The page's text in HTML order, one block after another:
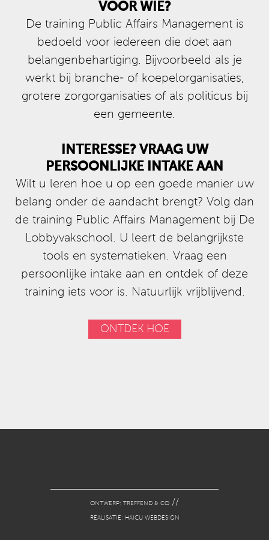
VOOR WIE?
De training Public Affairs Management is
bedoeld voor iedereen die doet aan
belangenbehartiging. Bijvoorbeeld als je
werkt bij branche- of koepelorganisaties,
grotere zorgorganisaties of als politicus bij
een gemeente.
INTERESSE? VRAAG UW
PERSOONLIJKE INTAKE AAN
Wilt u leren hoe u op een goede manier uw
belang onder de aandacht brengt? Volg dan
de training Public Affairs Management bij De
Lobbyvakschool. U leert de belangrijkste
tools en systematieken. Vraag een
persoonlijke intake aan en ontdek of deze
training iets voor is. Natuurlijk vrijblijvend.
ONTDEK HOE
ONTWERP: TREFFEND & CO //
REALISATIE: HAICU WEBDESIGN